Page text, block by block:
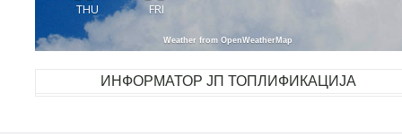
THU FRI
Weather from OpenWeatherMap
ИНФОРМАТОР ЈП ТОПЛИФИКАЦИЈА